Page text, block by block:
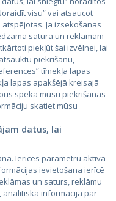
visu” vai atsaucot
Ja izsekošanas
satura un reklāmām
piekļūt šai izvēlnei, lai
piekrišanu,
tīmekļa lapas
lapas apakšējā kreisajā
spēkā mūsu piekrišanas
skatiet mūsu
datus, lai
Ierīces parametru aktīva
ievietošana ierīcē
un saturs, reklāmu
informācija par